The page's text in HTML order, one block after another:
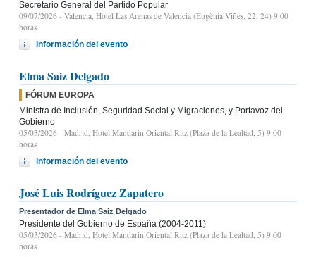
Secretario General del Partido Popular
09/07/2026 - Valencia, Hotel Las Arenas de Valencia (Eugènia Viñes, 22, 24) 9.00
horas
Información del evento
Elma Saiz Delgado
FÓRUM EUROPA
Ministra de Inclusión, Seguridad Social y Migraciones, y Portavoz del
Gobierno
05/03/2026 - Madrid, Hotel Mandarin Oriental Ritz (Plaza de la Lealtad, 5) 9:00
horas
Información del evento
José Luis Rodríguez Zapatero
Presentador de Elma Saiz Delgado
Presidente del Gobierno de España (2004-2011)
05/03/2026 - Madrid, Hotel Mandarin Oriental Ritz (Plaza de la Lealtad, 5) 9:00
horas